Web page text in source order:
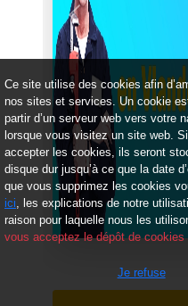
Précédent
Ce site utilise des cookies afin
nos sites et services. Un cookie
partir d’un serveur web vers votre
lorsque vous visitez un site web.
accepter les cookies, ils seront
disque dur jusqu’à ce que la date
que vous supprimez les cookies
ici, les explications de notre
raison pour laquelle nous les
vous acceptez le dépôt de
Je refuse